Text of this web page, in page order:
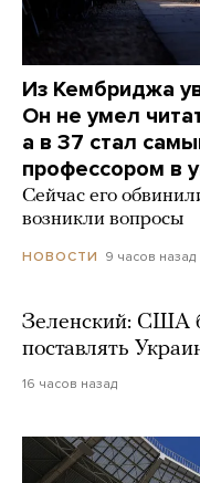
Из Кембриджа
Он не умел
а в 37 стал
профессором в
Сейчас его
возникли вопросы
НОВОСТИ 9 часов назад
Зеленский: США
поставлять
16 часов назад